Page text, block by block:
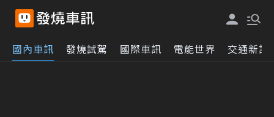
國內車訊 發燒試駕 國際車訊 電能世界 交通新訊